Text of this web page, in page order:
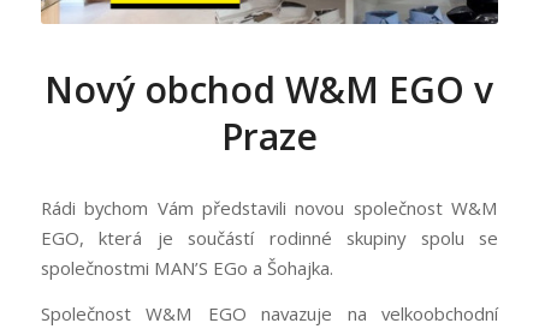
Nový obchod W&M EGO v
Praze
Rádi bychom Vám představili novou společnost W&M
EGO, která je součástí rodinné skupiny spolu se
společnostmi MAN’S EGo a Šohajka.
Společnost W&M EGO navazuje na velkoobchodní